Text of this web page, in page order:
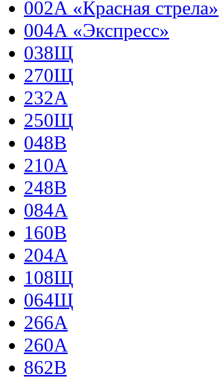
002А «Красная стрела»
004А «Экспресс»
038Щ
270Щ
232А
250Щ
048В
210А
248В
084А
160В
204А
108Щ
064Щ
266А
260А
862В